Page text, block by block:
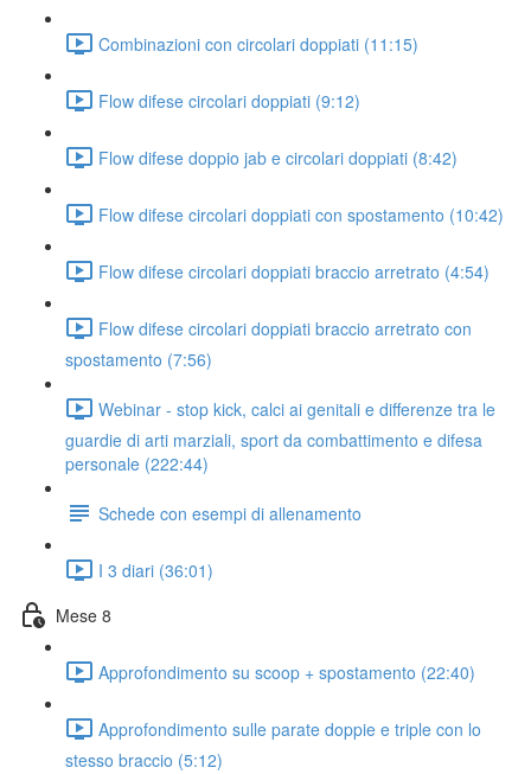
Combinazioni con circolari doppiati (11:15)
Flow difese circolari doppiati (9:12)
Flow difese doppio jab e circolari doppiati (8:42)
Flow difese circolari doppiati con spostamento (10:42)
Flow difese circolari doppiati braccio arretrato (4:54)
Flow difese circolari doppiati braccio arretrato con
spostamento (7:56)
Webinar - stop kick, calci ai genitali e differenze tra le
guardie di arti marziali, sport da combattimento e difesa
personale (222:44)
Schede con esempi di allenamento
I 3 diari (36:01)
Mese 8
Approfondimento su scoop + spostamento (22:40)
Approfondimento sulle parate doppie e triple con lo
stesso braccio (5:12)